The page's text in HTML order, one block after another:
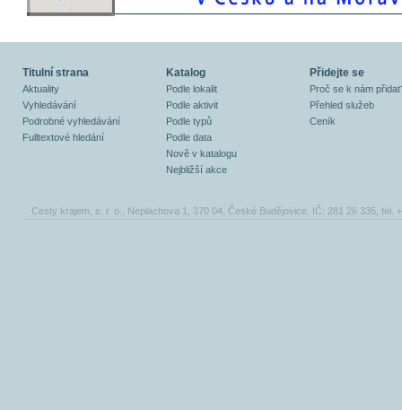
Titulní strana
Aktuality
Vyhledávání
Podrobné vyhledávání
Fulltextové hledání
Katalog
Podle lokalit
Podle aktivit
Podle typů
Podle data
Nově v katalogu
Nejbližší akce
Přidejte se
Proč se k nám
Přehled služeb
Ceník
Cesty krajem, s. r. o., Neplachova 1, 370 04, České Budějovice, IČ: 281 26 335, tel.